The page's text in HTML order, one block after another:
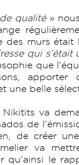
qualité»
des murs
qui s’était
que
apporter
une belle
va
de
de créer
va
qu’ainsi le